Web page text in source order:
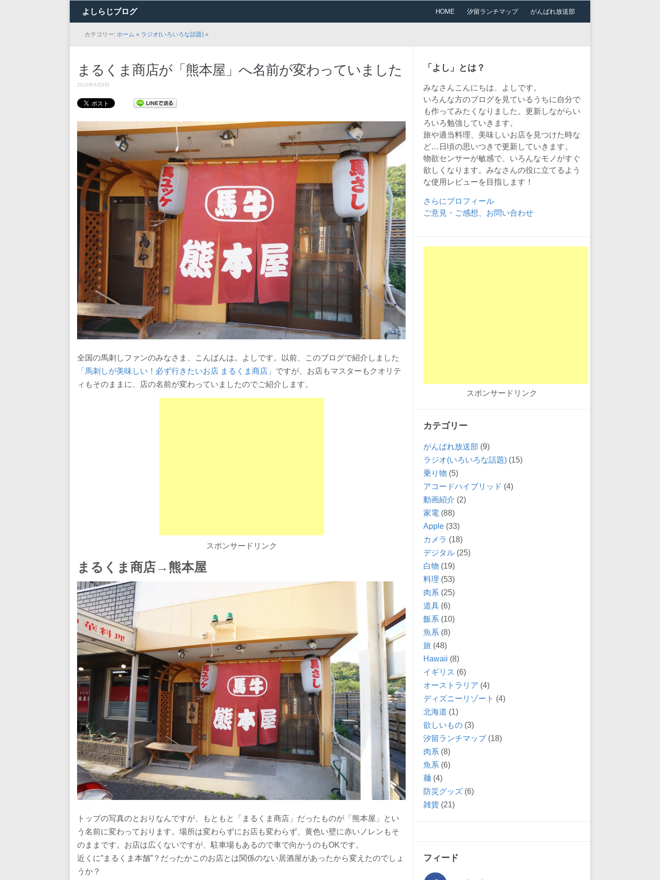
よしらじブログ HOME 汐留ランチマップ がんばれ放送部
カテゴリー: ホーム » ラジオ(いろいろな話題) »
まるくま商店が「熊本屋」へ名前が変わっていました
2016年5月9日
全国の馬刺しファンのみなさま、こんばんは。よしです。以前、このブログで紹介しました
「馬刺しが美味しい！必ず行きたいお店 まるくま商店」 ですが、お店もマスターもクオリテ
ィもそのままに、店の名前が変わっていましたのでご紹介します。
スポンサードリンク
まるくま商店→熊本屋
トップの写真のとおりなんですが、もともと「まるくま商店」だったものが「熊本屋」とい
う名前に変わっております。場所は変わらずにお店も変わらず、黄色い壁に赤いノレンもそ
のままです。お店は広くないですが、駐車場もあるので車で向かうのもOKです。
近くに”まるくま本舗”？だったかこのお店とは関係のない居酒屋があったから変えたのでしょ
うか？
「よし」とは？
みなさんこんにちは、よしです。
いろんな方のブログを見ているうちに自分で
も作ってみたくなりました。更新しながらい
ろいろ勉強していきます。
旅や適当料理、美味しいお店を見つけた時な
ど…日頃の思いつきで更新していきます。
物欲センサーが敏感で、いろんなモノがすぐ
欲しくなります。みなさんの役に立てるよう
な使用レビューを目指します！
さらにプロフィール
ご意見・ご感想、お問い合わせ
スポンサードリンク
カテゴリー
がんばれ放送部 (9)
ラジオ(いろいろな話題) (15)
乗り物 (5)
アコードハイブリッド (4)
動画紹介 (2)
家電 (88)
Apple (33)
カメラ (18)
デジタル (25)
白物 (19)
料理 (53)
肉系 (25)
道具 (6)
飯系 (10)
魚系 (8)
旅 (48)
Hawaii (8)
イギリス (6)
オーストラリア (4)
ディズニーリゾート (4)
北海道 (1)
欲しいもの (3)
汐留ランチマップ(18)
肉系 (8)
魚系 (6)
麺 (4)
防災グッズ (6)
雑貨 (21)
フィード